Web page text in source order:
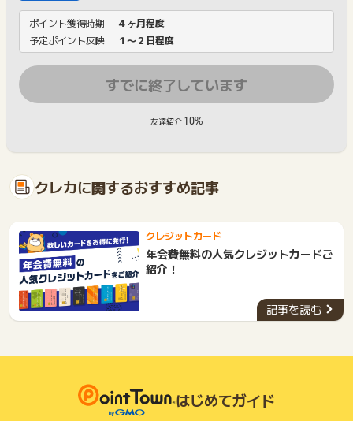
ポイント獲得時期
４ヶ月程度
予定ポイント反映
１〜２日程度
すでに終了しています
友達紹介 10%
クレカに関するおすすめ記事
クレジットカード
年会費無料の人気クレジットカードご
紹介！
記事を読む
はじめてガイド